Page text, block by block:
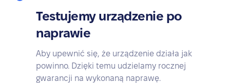
Testujemy urządzenie po
naprawie
Aby upewnić się, że urządzenie działa jak
powinno. Dzięki temu udzielamy rocznej
gwarancji na wykonaną naprawę.